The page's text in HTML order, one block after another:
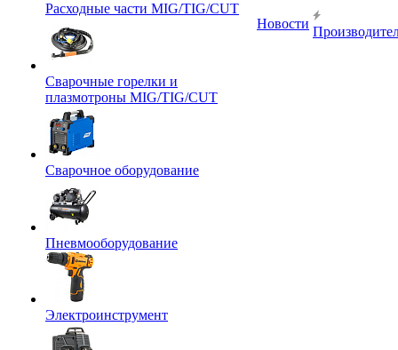
Расходные части MIG/TIG/CUT
Сварочные горелки и
плазмотроны MIG/TIG/CUT
Сварочное оборудование
Пневмооборудование
Электроинструмент
Новости